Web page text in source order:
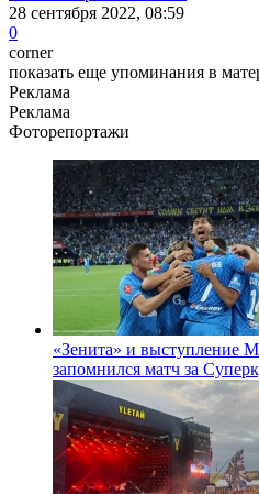
28 сентября 2022, 08:59
0
corner
показать еще упоминания в
Реклама
Реклама
Фоторепортажи
«Зенита» и выступление
запомнился матч за